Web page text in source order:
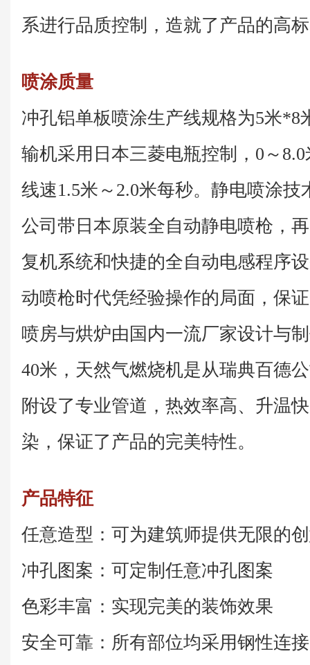
系进行品质控制，造就了产品的高
喷涂质量
冲孔铝单板喷涂生产线规格为5米*8
输机采用日本三菱电瓶控制，0～
线速1.5米～2.0米每秒。静电喷涂
公司带日本原装全自动静电喷枪，
复机系统和快捷的全自动电感程序
动喷枪时代凭经验操作的局面，保
喷房与烘炉由国内一流厂家设计与
40米，天然气燃烧机是从瑞典百德
附设了专业管道，热效率高、升温
染，保证了产品的完美特性。
产品特征
任意造型：可为建筑师提供无限的
冲孔图案：可定制任意冲孔图案
色彩丰富：实现完美的装饰效果
安全可靠：所有部位均采用钢性连接